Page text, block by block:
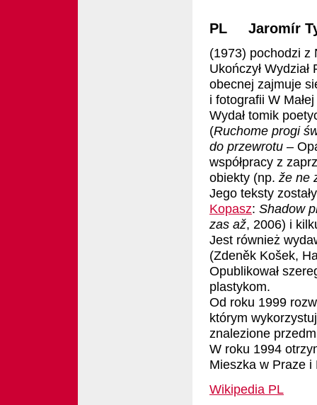
PL Jaromír
(1973) pochodzi z
Ukończył
obecnej zajmuje
i fotografii W
Wydał tomik
(Ruchome progi
do przewrotu –
współpracy z
obiekty (np. že ne
Jego teksty
Kopasz: Shadow
zas až, 2006) i
Jest również
(Zdeněk Košek,
Opublikował
plastykom.
Od roku 1999
którym
znalezione
W roku 1994
Mieszka w Praze i
Wikipedia PL